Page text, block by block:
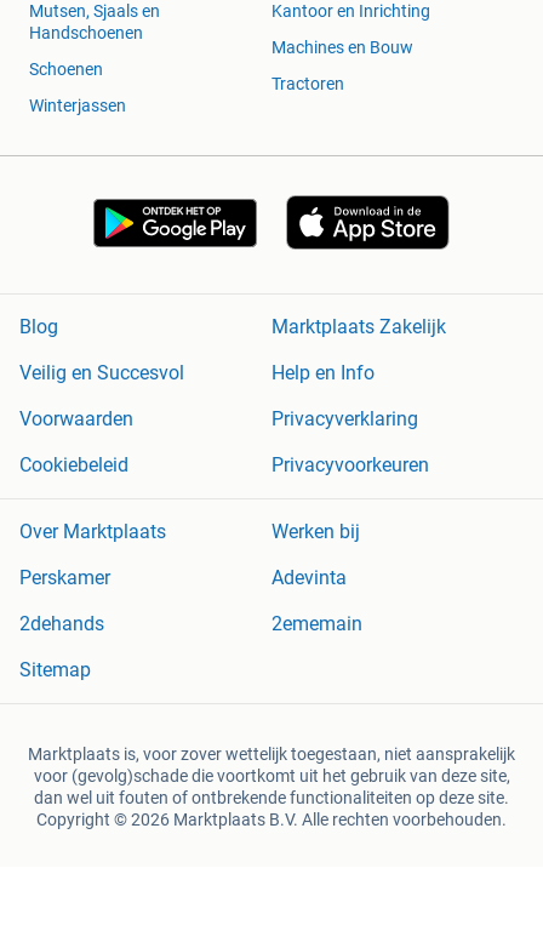
Mutsen, Sjaals en
Handschoenen
Schoenen
Winterjassen
Kantoor en Inrichting
Machines en Bouw
Tractoren
Blog
Marktplaats Zakelijk
Veilig en Succesvol
Help en Info
Voorwaarden
Privacyverklaring
Cookiebeleid
Privacyvoorkeuren
Over Marktplaats
Werken bij
Perskamer
Adevinta
2dehands
2ememain
Sitemap
Marktplaats is, voor zover wettelijk toegestaan, niet aansprakelijk
voor (gevolg)schade die voortkomt uit het gebruik van deze site,
dan wel uit fouten of ontbrekende functionaliteiten op deze site.
Copyright © 2026 Marktplaats B.V. Alle rechten voorbehouden.